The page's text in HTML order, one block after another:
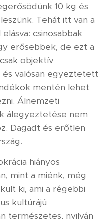
10 kg és
Tehát itt van a
csinosabbak
erősebbek, de ezt a
objektív
valósan egyeztetett
mentén lehet
Álnemzeti
álegyeztetése nem
Dagadt és erőtlen
hiányos
mint a miénk, még
ki, ami a régebbi
kultúrájú
természetes, nyilván